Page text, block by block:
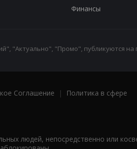
Финансы
"Актуально", "Промо", публикуются на
Соглашение |
Политика в сфере
людей, непосредственно или